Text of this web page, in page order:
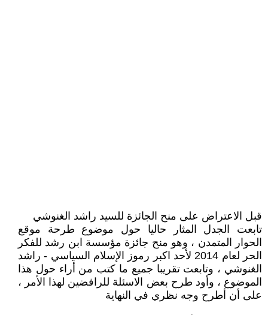
قبل الاعتراض على منح الجائزة للسيد راشد الغنوشي
تابعت الجدل المثار حاليا حول موضوع طرحة موقع
الحوار المتمدن ، وهو منح جائزة مؤسسة ابن رشد للفكر
الحر لعام 2014 لأحد اكبر رموز الإسلام السياسي - راشد
الغنوشي ، وتابعت تقريبا جميع ما كتب من أراء حول هذا
الموضوع ، وأود طرح بعض الاسئلة للرافضين لهذا الأمر ،
على أن أطرح وجه نظري في النهاية